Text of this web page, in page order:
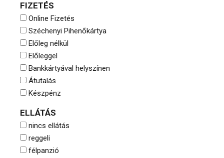
FIZETÉS
Online Fizetés
Széchenyi Pihenőkártya
Előleg nélkül
Előleggel
Bankkártyával helyszínen
Átutalás
Készpénz
ELLÁTÁS
nincs ellátás
reggeli
félpanzió